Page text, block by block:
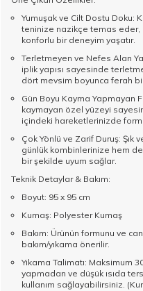
Yumuşak ve Cilt Dostu Doku:
teninize nazikçe temas eder,
konforlu bir deneyim yaşatır.
Terletmeyen ve Nefes Alan
iplik yapısı sayesinde
dört mevsim boyunca ferah
Gün Boyu Kayma Yapmayan
kaymayan özel yüzeyi
içindeki hareketlerinizde
Çok Yönlü ve Zarif Duruş: Şık
günlük kombinlerinize hem
bir şekilde uyum sağlar.
Teknik Detaylar & Bakım:
Boyut: 95 x 95 cm
Kumaş: Polyester Kumaş
Bakım: Ürünün formunu ve
bakım/yıkama önerilir.
Yıkama Talimatı: Maksimum
yapmadan ve düşük ısıda
kullanım sağlayabilirsiniz.